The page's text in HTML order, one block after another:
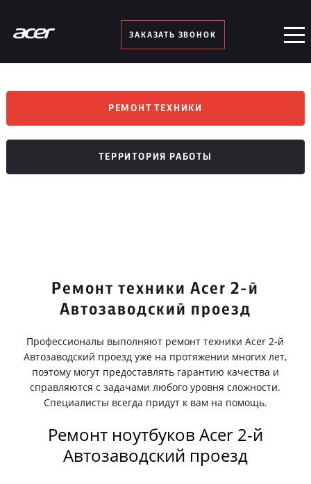
ЗАКАЗАТЬ ЗВОНОК
РЕМОНТ ТЕХНИКИ
ТЕРРИТОРИЯ РАБОТЫ
Ремонт техники Acer 2-й
Автозаводский проезд
Профессионалы выполняют ремонт техники Acer 2-й
Автозаводский проезд уже на протяжении многих лет,
поэтому могут предоставлять гарантию качества и
справляются с задачами любого уровня сложности.
Специалисты всегда придут к вам на помощь.
Ремонт ноутбуков Acer 2-й
Автозаводский проезд